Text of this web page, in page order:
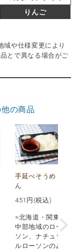
りんご
域や仕様変更により
とで異なる場合がご
の商品
手延べそうめ
ん
451 円(税込)
※北海道・関東・
中部地域のロー
ソン、ナチュラ
ルローソンのみ